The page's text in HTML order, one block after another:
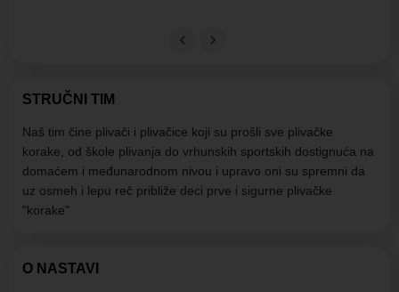
STRUČNI TIM
Naš tim čine plivači i plivačice koji su prošli sve plivačke
korake, od škole plivanja do vrhunskih sportskih dostignuća na
domaćem i međunarodnom nivou i upravo oni su spremni da
uz osmeh i lepu reč približe deci prve i sigurne plivačke
"korake"
O NASTAVI